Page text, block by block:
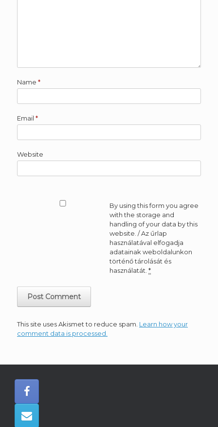
Name *
Email *
Website
By using this form you agree
with the storage and
handling of your data by this
website. / Az űrlap
használatával elfogadja
adatainak weboldalunkon
történő tárolását és
használatát. *
This site uses Akismet to reduce spam. Learn how your
comment data is processed.